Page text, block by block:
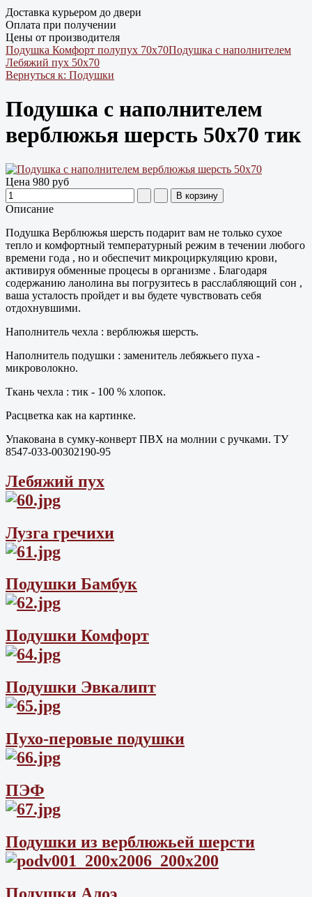
Доставка курьером до двери
Оплата при получении
Цены от производителя
Подушка Комфорт полупух 70х70Подушка с наполнителем
Лебяжий пух 50х70
Вернуться к: Подушки
Подушка с наполнителем
верблюжья шерсть 50х70 тик
Цена 980 руб
Описание
Подушка Верблюжья шерсть подарит вам не только сухое
тепло и комфортный температурный режим в течении любого
времени года , но и обеспечит микроциркуляцию крови,
активируя обменные процесы в организме . Благодаря
содержанию ланолина вы погрузитесь в расслабляющий сон ,
ваша усталость пройдет и вы будете чувствовать себя
отдохнувшими.
Наполнитель чехла : верблюжья шерсть.
Наполнитель подушки : заменитель лебяжьего пуха -
микроволокно.
Ткань чехла : тик - 100 % хлопок.
Расцветка как на картинке.
Упакована в сумку-конверт ПВХ на молнии с ручками. ТУ
8547-033-00302190-95
Лебяжий пух
Лузга гречихи
Подушки Бамбук
Подушки Комфорт
Подушки Эвкалипт
Пухо-перовые подушки
ПЭФ
Подушки из верблюжьей шерсти